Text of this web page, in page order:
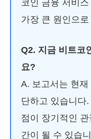
코인 금융 서비
가장 큰 원인으
Q2. 지금 비트코
요?
A. 보고서는 현재
단하고 있습니다
점이 장기적인
간이 될 수 있습